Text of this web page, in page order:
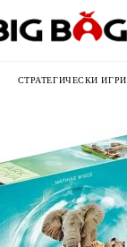
СТРАТЕГИЧЕСКИ ИГРИ